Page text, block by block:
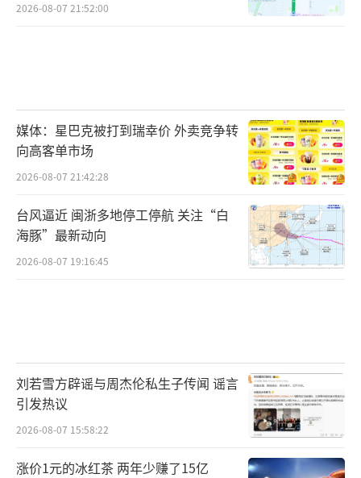
2026-08-07 21:52:00
媒体：星巴克被打到瑞幸价 外卖竞争转
向高客单市场
2026-08-07 21:42:28
台风逼近 闽浙多地停工停航 关注“白
海豚”最新动向
2026-08-07 19:16:45
刘若雪方辟谣与周杰伦私生子传闻 谣言
引发热议
2026-08-07 15:58:22
涨价1元的冰红茶 两年少赚了15亿